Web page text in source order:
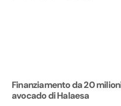
Finanziamento da 20
avocado di Halaesa